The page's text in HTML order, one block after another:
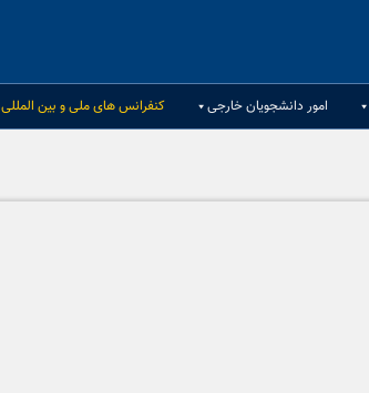
امور دانشجویان خارجی کنفرانس های ملی و بین المللی